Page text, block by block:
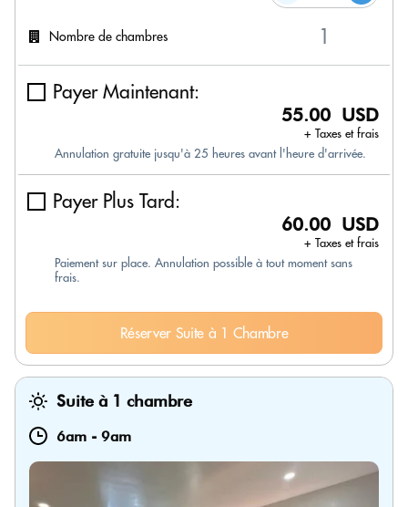
Nombre de chambres
Payer Maintenant:
55.00 USD
+ Taxes et frais
Annulation gratuite jusqu'à 25 heures avant l'heure d'arrivée.
Payer Plus Tard:
60.00 USD
+ Taxes et frais
Paiement sur place. Annulation possible à tout moment sans
frais.
Réserver Suite à 1 Chambre
Suite à 1 chambre
6am - 9am